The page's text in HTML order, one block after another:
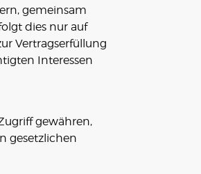
gemeinsam
dies nur auf
Vertragserfüllung
Interessen
gewähren,
gesetzlichen